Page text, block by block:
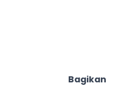
Bagikan